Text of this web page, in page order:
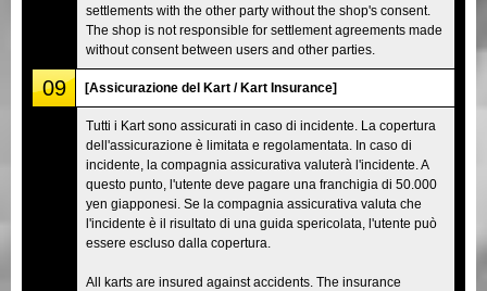
settlements with the other party without the shop's consent.
The shop is not responsible for settlement agreements made
without consent between users and other parties.
09 [Assicurazione del Kart / Kart Insurance]
Tutti i Kart sono assicurati in caso di incidente. La copertura
dell'assicurazione è limitata e regolamentata. In caso di
incidente, la compagnia assicurativa valuterà l'incidente. A
questo punto, l'utente deve pagare una franchigia di 50.000
yen giapponesi. Se la compagnia assicurativa valuta che
l'incidente è il risultato di una guida spericolata, l'utente può
essere escluso dalla copertura.
All karts are insured against accidents. The insurance